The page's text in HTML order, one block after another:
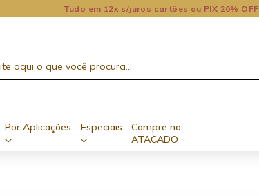
Tudo em 12x s/juros cartões ou PIX 20% OFF
Por Aplicações Especiais
Compre no
ATACADO